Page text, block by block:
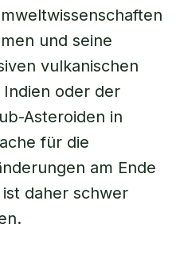
und seine
vulkanischen
oder der
Asteroiden in
für die
am Ende
daher schwer